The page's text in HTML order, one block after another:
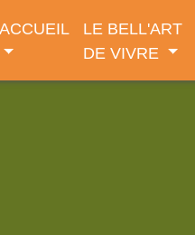
ACCUEIL
LE BELL'ART
DE VIVRE